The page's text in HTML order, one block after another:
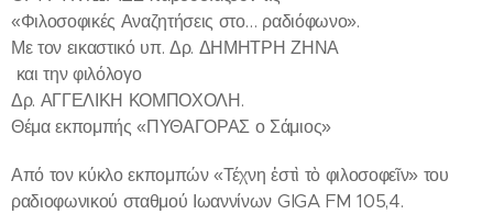
«Φιλοσοφικές Αναζητήσεις στο… ραδιόφωνο».
Με τον εικαστικό υπ. Δρ. ΔΗΜΗΤΡΗ ΖΗΝΑ
και την φιλόλογο
Δρ. ΑΓΓΕΛΙΚΗ ΚΟΜΠΟΧΟΛΗ.
Θέμα εκπομπής «ΠΥΘΑΓΟΡΑΣ ο Σάμιος»
Από τον κύκλο εκπομπών «Τέχνη ἐστὶ τὸ φιλοσοφεῖν» του
ραδιοφωνικού σταθμού Ιωαννίνων GIGA FM 105,4.